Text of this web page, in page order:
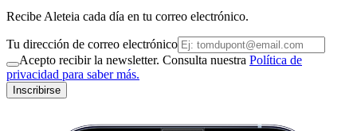
Recibe Aleteia cada día en tu correo electrónico.
Tu dirección de correo electrónico
Acepto recibir la newsletter. Consulta nuestra Política de
privacidad para saber más.
Inscribirse